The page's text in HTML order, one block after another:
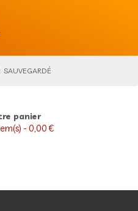
SAUVEGARDÉ
panier
- 0,00 €